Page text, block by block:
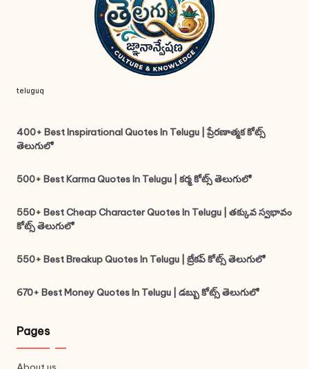
teluguq
400+ Best Inspirational Quotes In Telugu | ప్రేరణాత్మక కోట్స్
తెలుగులో
500+ Best Karma Quotes In Telugu | కర్మ కోట్స్ తెలుగులో
550+ Best Cheap Character Quotes In Telugu | తక్కువ స్వభావం
కోట్స్ తెలుగులో
550+ Best Breakup Quotes In Telugu | బ్రేకప్ కోట్స్ తెలుగులో
670+ Best Money Quotes In Telugu | డబ్బు కోట్స్ తెలుగులో
Pages